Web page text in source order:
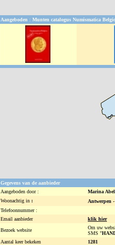
Aangeboden : Munten catalogus Numismatica
Gegevens van de aanbieder
Aangeboden door :
Marina
Woonachtig in : Antwerpen -
Telefoonnummer :
Email aanbieder
klik hier
Bezoek website
Om uw
SMS "
Aantal keer bekeken
1281